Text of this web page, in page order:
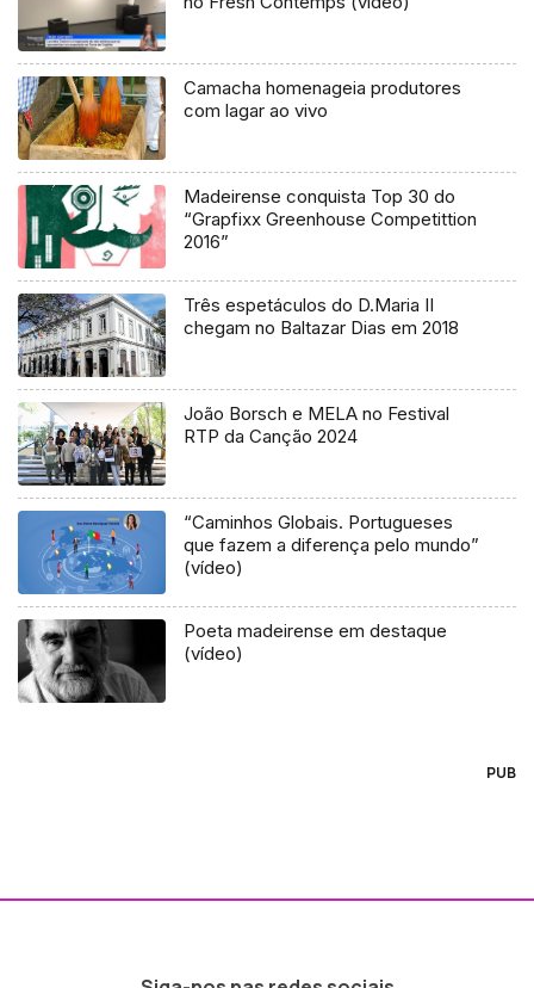
Camacha homenageia produtores
com lagar ao vivo
Madeirense conquista Top 30 do
“Grapfixx Greenhouse Competittion
2016”
Três espetáculos do D.Maria II
chegam no Baltazar Dias em 2018
João Borsch e MELA no Festival
RTP da Canção 2024
“Caminhos Globais. Portugueses
que fazem a diferença pelo mundo”
(vídeo)
Poeta madeirense em destaque
(vídeo)
PUB